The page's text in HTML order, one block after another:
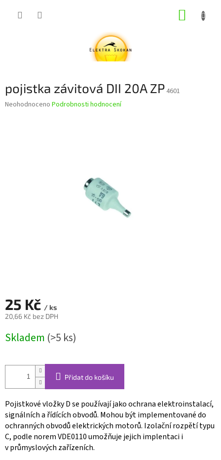
pojistka závitová DII 20A ZP 4601
Průměrné
Neohodnoceno Podrobnosti hodnocení
25 Kč / ks
20,66 Kč bez DPH
cena:
Skladem (>5 ks)
Přidat do košíku
Pojistkové vložky D se používají jako ochrana elektroinstalací,
signálních a řídících obvodů. Mohou být implementované do
ochranných obvodů elektrických motorů. Izolační rozpětí typu
C, podle norem VDE0110 umožňuje jejich implentaci i
v průmyslových zařízeních.